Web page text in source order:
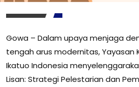
Gowa – Dalam upaya menjaga
tengah arus modernitas, Yayasan
Ikatuo Indonesia
Lisan: Strategi Pelestarian dan